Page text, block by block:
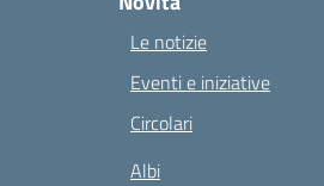
Le notizie
Eventi e iniziative
Circolari
Albi